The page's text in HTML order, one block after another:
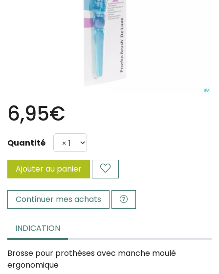
6,95€
Quantité
Ajouter au panier
Continuer mes achats
INDICATION
Brosse pour prothèses avec manche moulé
ergonomique